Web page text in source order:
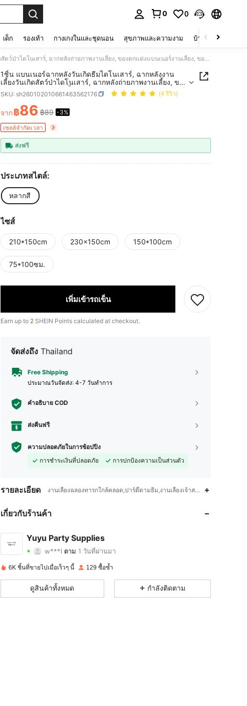
0 0
เด็ก รองเท้า กางเกงในและชุดนอน สุขภาพและความงาม บ้านและที่อยู่อาศัย
1ชิ้น แบนเนอร์ฉากหลังวันเกิดธีมไดโนเสาร์, ฉากหลังงานเลี้ยงวันเกิดสัตว์ป่าไดโนเสาร์, ฉากหลังถ่ายภาพงานเลี้ยง, ของตกแต่งแบนเนอร์งานเลี้ยง, ของตกแต่งในร่ม/กลางแจ้ง, ของตกแต่งบ้าน, สวน, ลาน, ธีมสากล, แต่ละภาพมีขอบสีขาว
1ชิ้น แบนเนอร์ฉากหลังวันเกิดธีมไดโนเสาร์, ฉากหลังงาน
เลี้ยงวันเกิดสัตว์ป่าไดโนเสาร์, ฉากหลังถ่ายภาพงานเลี้ยง, ของ
ตกแต่งแบนเนอร์งานเลี้ยง, ของตกแต่งในร่ม/กลางแจ้ง, ของ
ตกแต่งบ้าน, สวน, ลาน, ธีมสากล, แต่ละภาพมีขอบสีขาว
SKU: sh260102010661463562176 (4 รีวิว)
PRICE AND AVAILABILITY
จาก฿86 ฿89 -3%
เซลล์จำกัดเวลา
ส่งฟรี
ประเภทสไตล์:
หลากสี
ไซส์
210*150cm 230x150cm 150*100cm
75*100ซม.
เพิ่มเข้ารถเข็น
Earn up to 2 SHEIN Points calculated at checkout.
จัดส่งถึง Thailand
Free Shipping
ประมาณวันจัดส่ง: 4-7 วันทำการ
คำอธิบาย COD
ส่งคืนฟรี
ความปลอดภัยในการช้อปปิ้ง
การชำระเงินที่ปลอดภัย
การปกป้องความเป็นส่วนตัว
รายละเอียด งานเลี้ยงฉลองทารกใกล้คลอด,ปาร์ตี้ตามธีม,งานเลี้ยงเจ้าสาว,ปาร์ตี้ครบรอบ
เกี่ยวกับร้านค้า
Yuyu Party Supplies
4.83
w***l ตาม1 วันที่ผ่านมา
4.83 การให้คะแนน 38รายการ
4.83 38 131
6K ชิ้นที่ขายไปเมื่อเร็วๆ นี้ 129 ซื้อซ้ำ
ดูสินค้าทั้งหมด กำลังติดตาม